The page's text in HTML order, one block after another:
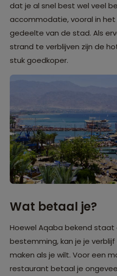
dat je al snel best wel veel
accommodatie, vooral in het
gedeelte van de stad. Als
strand te verblijven zijn de
stuk goedkoper.
Wat betaal je?
Hoewel Aqaba bekend staat
bestemming, kan je je
maken als je wilt. Voor een
restaurant betaal je